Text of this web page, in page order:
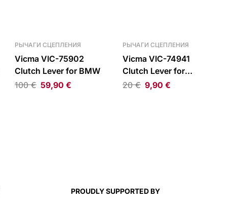
РЫЧАГИ СЦЕПЛЕНИЯ
Vicma VIC-75902
Clutch Lever for BMW
100€ 59,90€
РЫЧАГИ СЦЕПЛЕНИЯ
Vicma VIC-74941
Clutch Lever for
Kawasaki/BMW
20€ 9,90 €
PROUDLY SUPPORTED BY